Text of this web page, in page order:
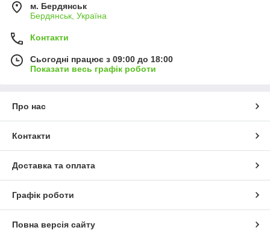
м. Бердянськ
Бердянськ, Україна
Контакти
Сьогодні працює з 09:00 до 18:00
Показати весь графік роботи
Про нас
Контакти
Доставка та оплата
Графік роботи
Повна версія сайту